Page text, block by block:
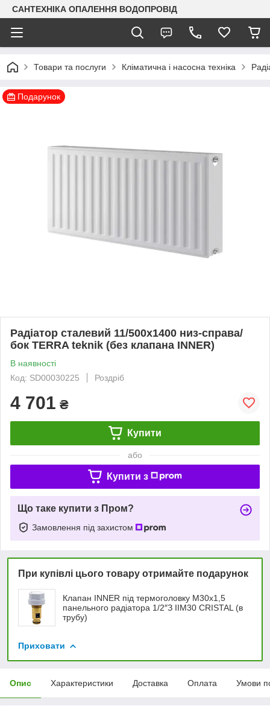
САНТЕХНІКА ОПАЛЕННЯ ВОДОПРОВІД
Товари та послуги Кліматична і насосна техніка
Подарунок
Радіатор сталевий 11/500х1400 низ-справа/
бок TERRA teknik (без клапана INNER)
В наявності
Код: SD00030225
Роздріб
4 701 ₴
Купити
або
Купити з
Що таке купити з Пром?
Замовлення під захистом
При купівлі цього товару отримайте подарунок
Клапан INNER під термоголовку М30x1,5
панельного радіатора 1/2″З IIM30 CRISTAL (в
трубу)
Приховати
Опис Характеристики Доставка Оплата Умови